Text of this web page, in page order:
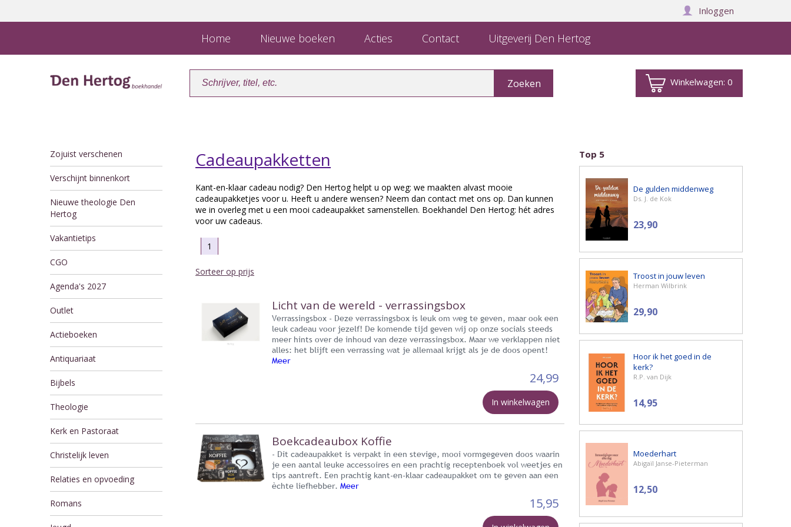
Inloggen
Home Nieuwe boeken Acties Contact Uitgeverij Den Hertog
Winkelwagen:0
Zojuist verschenen
Verschijnt binnenkort
Nieuwe theologie Den
Hertog
Vakantietips
CGO
Agenda's 2027
Outlet
Actieboeken
Antiquariaat
Bijbels
Theologie
Kerk en Pastoraat
Christelijk leven
Relaties en opvoeding
Romans
Cadeaupakketten
Kant-en-klaar cadeau nodig? Den Hertog helpt u op weg: we maakten alvast mooie
cadeaupakketjes voor u. Heeft u andere wensen? Neem dan contact met ons op. Dan kunnen
we in overleg met u een mooi cadeaupakket samenstellen. Boekhandel Den Hertog: hét adres
voor uw cadeaus.
1
Sorteer op prijs
Licht van de wereld - verrassingsbox
Verrassingsbox - Deze verrassingsbox is leuk om weg te geven, maar ook een
leuk cadeau voor jezelf! De komende tijd geven wij op onze socials steeds
meer hints over de inhoud van deze verrassingsbox. Maar we verklappen niet
alles: het blijft een verrassing wat je allemaal krijgt als je de doos opent!
Meer
24,99
In winkelwagen
Boekcadeaubox Koffie
- Dit cadeaupakket is verpakt in een stevige, mooi vormgegeven doos waarin
je een aantal leuke accessoires en een prachtig receptenboek vol weetjes en
tips aantreft. Een prachtig kant-en-klaar cadeaupakket om te geven aan een
èchte liefhebber. Meer
15,95
Top 5
De gulden middenweg
Ds. J. de Kok
23,90
Troost in jouw leven
Herman Wilbrink
29,90
Hoor ik het goed in de
kerk?
R.P. van Dijk
14,95
Moederhart
Abigaïl Janse-Pieterman
12,50